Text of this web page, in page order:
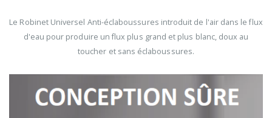
Le Robinet Universel Anti-éclaboussures introduit de l'air dans le flux
d'eau pour produire un flux plus grand et plus blanc, doux au
toucher et sans éclaboussures.